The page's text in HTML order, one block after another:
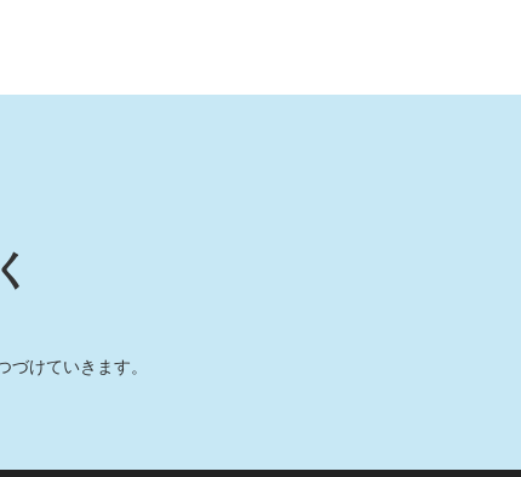
けていきます。